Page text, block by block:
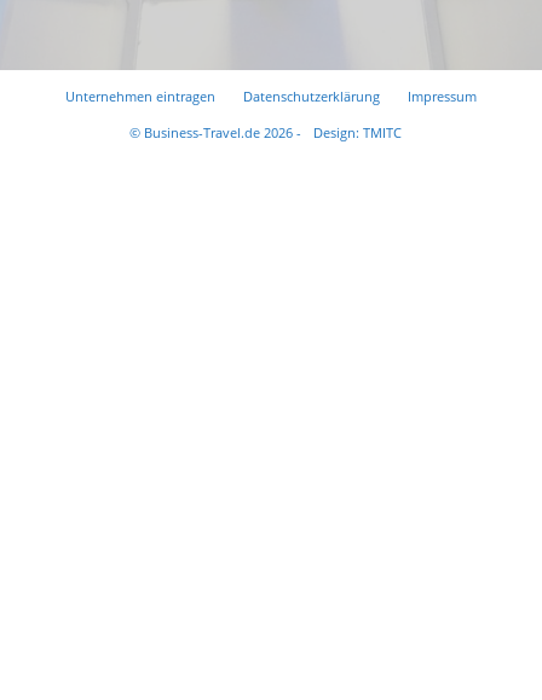
Unternehmen eintragen Datenschutzerklärung
Impressum
© Business-Travel.de 2026 -
Design: TMITC